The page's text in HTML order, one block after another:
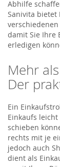
Abhilfe
Sanivita bietet
damit Sie Ihre
erledigen
Mehr
Der
Ein
Einkaufs
schieben
rechts mit je
jedoch auch
dient als